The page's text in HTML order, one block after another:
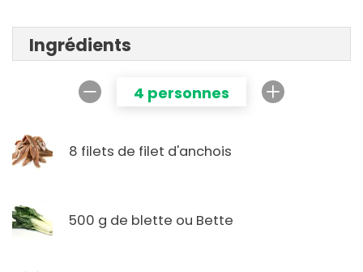
Ingrédients
4 personnes
8 filets de filet d'anchois
500 g de blette ou Bette